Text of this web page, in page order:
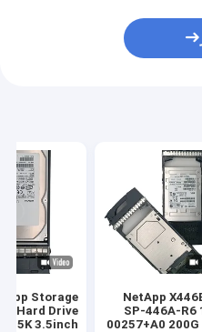
NetApp
SP-446A-R6
00257+A0 200G
Storage
Hard Drive
15K 3.5inch